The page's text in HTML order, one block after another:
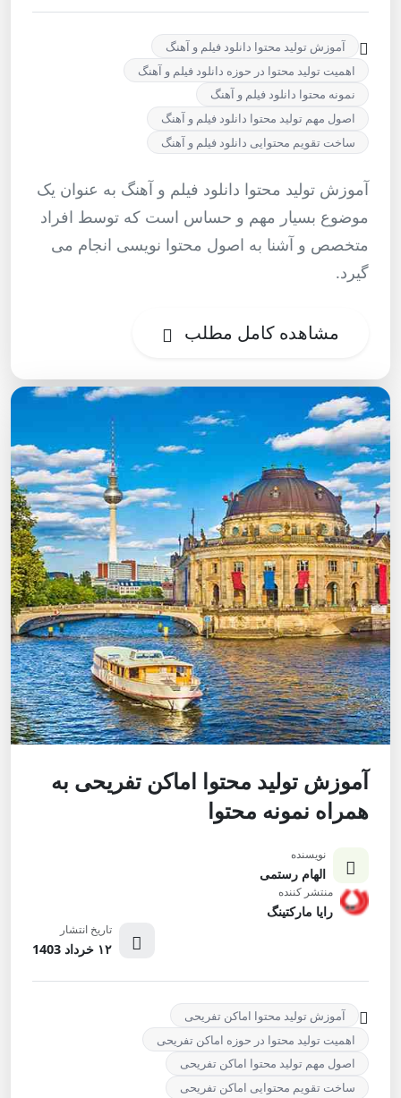
آموزش تولید محتوا دانلود فیلم و آهنگ
اهمیت تولید محتوا در حوزه دانلود فیلم و آهنگ
نمونه محتوا دانلود فیلم و آهنگ
اصول مهم تولید محتوا دانلود فیلم و آهنگ
ساخت تقویم محتوایی دانلود فیلم و آهنگ
آموزش تولید محتوا دانلود فیلم و آهنگ به عنوان یک
موضوع بسیار مهم و حساس است که توسط افراد
متخصص و آشنا به اصول محتوا نویسی انجام می
گیرد.
مشاهده کامل مطلب
آموزش تولید محتوا اماکن تفریحی به
همراه نمونه محتوا
نویسنده
الهام رستمی
منتشر کننده
رایا مارکتینگ
تاریخ انتشار
۱۲ خرداد 1403
آموزش تولید محتوا اماکن تفریحی
اهمیت تولید محتوا در حوزه اماکن تفریحی
اصول مهم تولید محتوا اماکن تفریحی
ساخت تقویم محتوایی اماکن تفریحی